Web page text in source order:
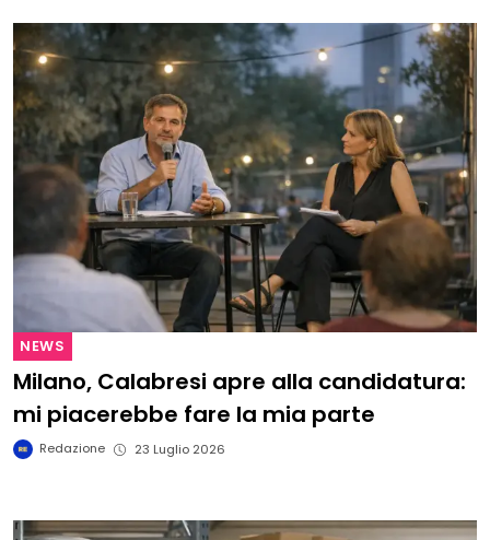
NEWS
Milano, Calabresi apre alla candidatura:
mi piacerebbe fare la mia parte
Redazione 23 Luglio 2026